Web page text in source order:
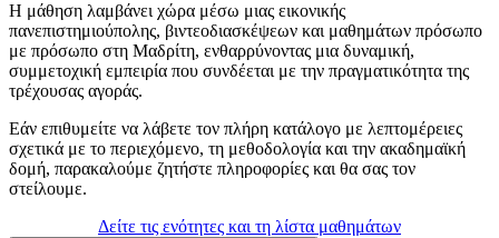
Η μάθηση λαμβάνει χώρα μέσω μιας εικονικής
πανεπιστημιούπολης, βιντεοδιασκέψεων και μαθημάτων πρόσωπο
με πρόσωπο στη Μαδρίτη, ενθαρρύνοντας μια δυναμική,
συμμετοχική εμπειρία που συνδέεται με την πραγματικότητα της
τρέχουσας αγοράς.
Εάν επιθυμείτε να λάβετε τον πλήρη κατάλογο με λεπτομέρειες
σχετικά με το περιεχόμενο, τη μεθοδολογία και την ακαδημαϊκή
δομή, παρακαλούμε ζητήστε πληροφορίες και θα σας τον
στείλουμε.
Δείτε τις ενότητες και τη λίστα μαθημάτων